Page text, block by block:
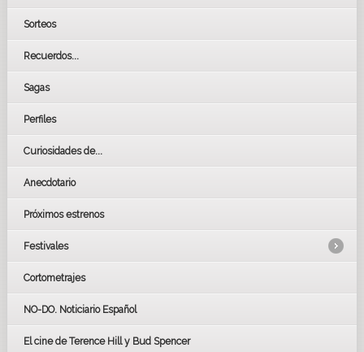
Sorteos
Recuerdos...
Sagas
Perfiles
Curiosidades de...
Anecdotario
Próximos estrenos
Festivales
LOS OSCARS
GOYAS
BAFTA
Cortometrajes
NO-DO. Noticiario Español
El cine de Terence Hill y Bud Spencer